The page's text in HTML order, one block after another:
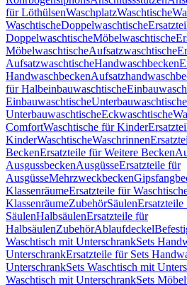
für LöthülsenWaschplatzWaschtische
WaschtischeDoppelwaschtische
DoppelwaschtischeMöbelwaschtische
MöbelwaschtischeAufsatzwaschtische
AufsatzwaschtischeHandwaschbecken
Handwaschbecken
für Halbeinbauwaschtische
EinbauwaschtischeUnterbauwaschtische
UnterbauwaschtischeEckwaschtische
ComfortWaschtische für Kinder
KinderWaschtischeWaschrinnen
BeckenErsatzteile für Weitere Becken
AusgussbeckenAusgüsseErsatzteile für
AusgüsseMehrzweckbecken
KlassenräumeErsatzteile für
KlassenräumeZubehörSäulenErsatzteile
SäulenHalbsäulenErsatzteile für
HalbsäulenZubehörAblaufdeckel
Waschtisch mit UnterschrankSets
UnterschrankErsatzteile für Sets
UnterschrankSets Waschtisch mit
Waschtisch mit UnterschrankSets